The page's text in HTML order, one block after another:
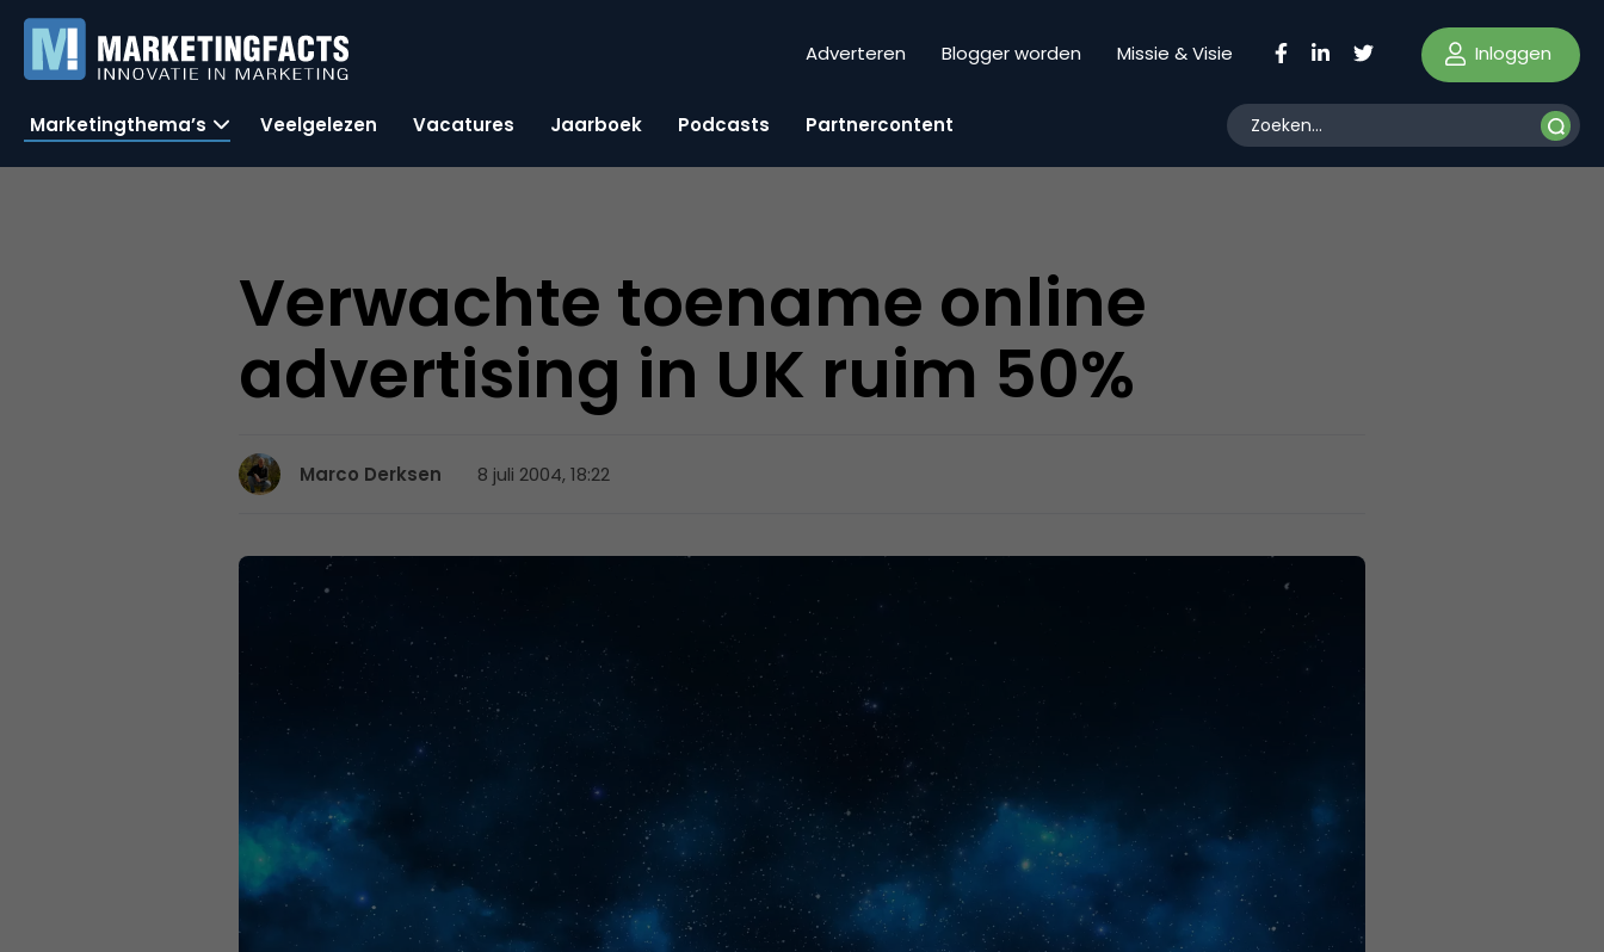
Adverteren Blogger worden Missie & Visie Inloggen
Marketingthema’s Veelgelezen Vacatures Jaarboek Podcasts Partnercontent
Verwachte toename online
advertising in UK ruim 50%
Marco Derksen 8 juli 2004, 18:22